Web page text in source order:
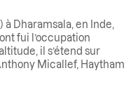
à Dharamsala, en Inde,
fui l’occupation
il s’étend sur
Micallef, Haytham